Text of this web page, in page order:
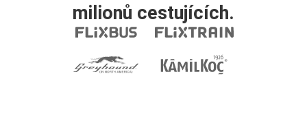
milionů cestujících.